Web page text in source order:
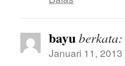
bayuberkata:
Januari 11,